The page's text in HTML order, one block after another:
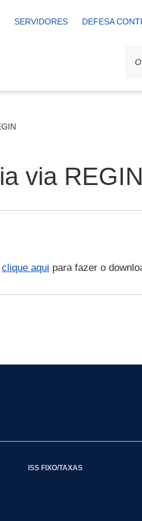
SERVIDORES DEFESA
via REGIN
clique aqui para fazer o
ISS FIXO/TAXAS